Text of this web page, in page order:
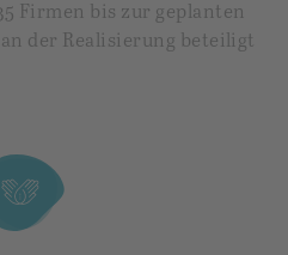
Firmen bis zur geplanten
der Realisierung beteiligt